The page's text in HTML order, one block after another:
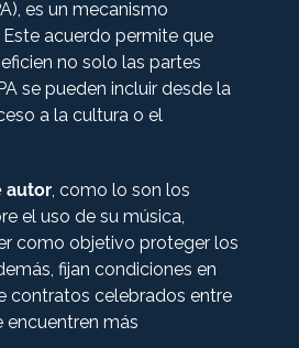
es un mecanismo
acuerdo permite que
no solo las partes
se pueden incluir desde la
a la cultura o el
autor, como lo son los
el uso de su música,
como objetivo proteger los
fijan condiciones en
contratos celebrados entre
encuentren más